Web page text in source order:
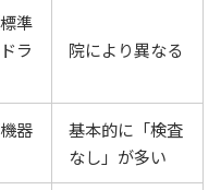
準
ラ
院により異なる
器
基本的に「検査
なし」が多い